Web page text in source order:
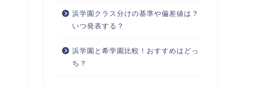
浜学園クラス分けの基準や偏差値は？
いつ発表する？
浜学園と希学園比較！おすすめはどっ
ち？